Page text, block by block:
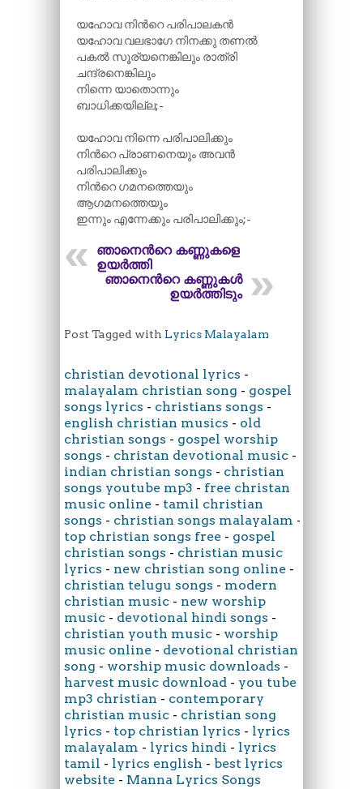
യഹോവ നിന്‍റെ പരിപാലകൻ
യഹോവ വലഭാഗേ നിനക്കു തണൽ
പകൽ സൂര്യനെങ്കിലും രാത്രി
ചന്ദ്രനെങ്കിലും
നിന്നെ യാതൊന്നും
ബാധിക്കയില്ല;-
യഹോവ നിന്നെ പരിപാലിക്കും
നിന്‍റെ പ്രാണനെയും അവൻ
പരിപാലിക്കും
നിന്‍റെ ഗമനത്തെയും
ആഗമനത്തെയും
ഇന്നും എന്നേക്കും പരിപാലിക്കും;-
ഞാനെന്‍റെ കണ്ണുകളെ
ഉയർത്തി
ഞാനെന്‍റെ കണ്ണുകൾ
ഉയർത്തിടും
Post Tagged with Lyrics Malayalam
christian devotional lyrics -
malayalam christian song - gospel
songs lyrics - christians songs -
english christian musics - old
christian songs - gospel worship
songs - christan devotional music -
indian christian songs - christian
songs youtube mp3 - free christan
music online - tamil christian
songs - christian songs malayalam -
top christian songs free - gospel
christian songs - christian music
lyrics - new christian song online -
christian telugu songs - modern
christian music - new worship
music - devotional hindi songs -
christian youth music - worship
music online - devotional christian
song - worship music downloads -
harvest music download - you tube
mp3 christian - contemporary
christian music - christian song
lyrics - top christian lyrics - lyrics
malayalam - lyrics hindi - lyrics
tamil - lyrics english - best lyrics
website - Manna Lyrics Songs